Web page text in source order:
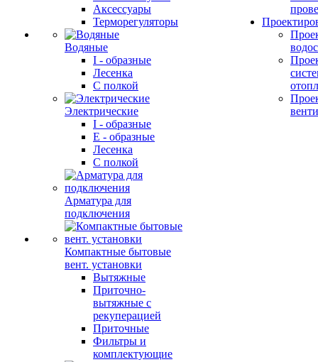
Аксессуары
Терморегуляторы
Водяные
I - образные
Лесенка
С полкой
Электрические
I - образные
E - образные
Лесенка
С полкой
Арматура для
подключения
Компактные бытовые
вент. установки
Вытяжные
Приточно-
вытяжные с
рекуперацией
Приточные
Фильтры и
комплектующие